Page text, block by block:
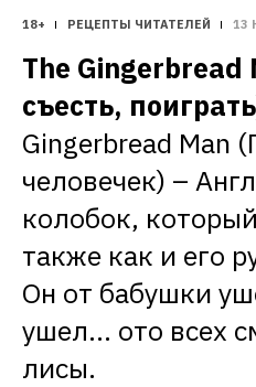
18+ РЕЦЕПТЫ ЧИТАТЕЛЕЙ 13
The Gingerbread
съесть,
Gingerbread Man
человечек) –
колобок,
также как и его
Он от бабушки
ушел… ото всех
лисы.